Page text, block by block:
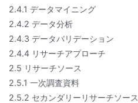
2.4.1 データマイニング
2.4.2 データ分析
2.4.3 データバリデーション
2.4.4 リサーチアプローチ
2.5 リサーチソース
2.5.1 一次調査資料
2.5.2 セカンダリーリサーチソース